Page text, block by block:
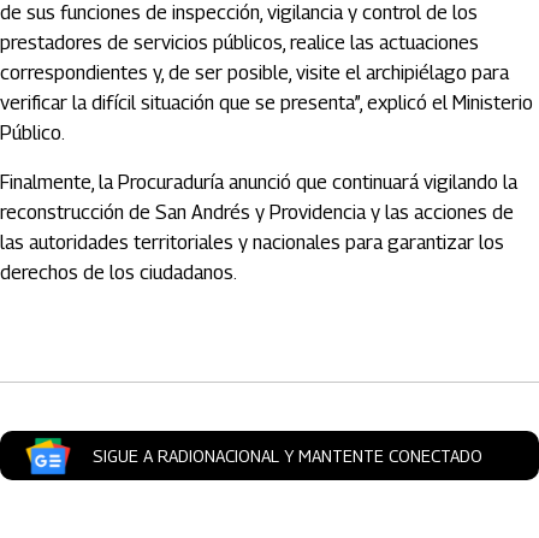
de sus funciones de inspección, vigilancia y control de los
prestadores de servicios públicos, realice las actuaciones
correspondientes y, de ser posible, visite el archipiélago para
verificar la difícil situación que se presenta”, explicó el Ministerio
Público.
Finalmente, la Procuraduría anunció que continuará vigilando la
reconstrucción de San Andrés y Providencia y las acciones de
las autoridades territoriales y nacionales para garantizar los
derechos de los ciudadanos.
SIGUE A RADIONACIONAL Y MANTENTE CONECTADO